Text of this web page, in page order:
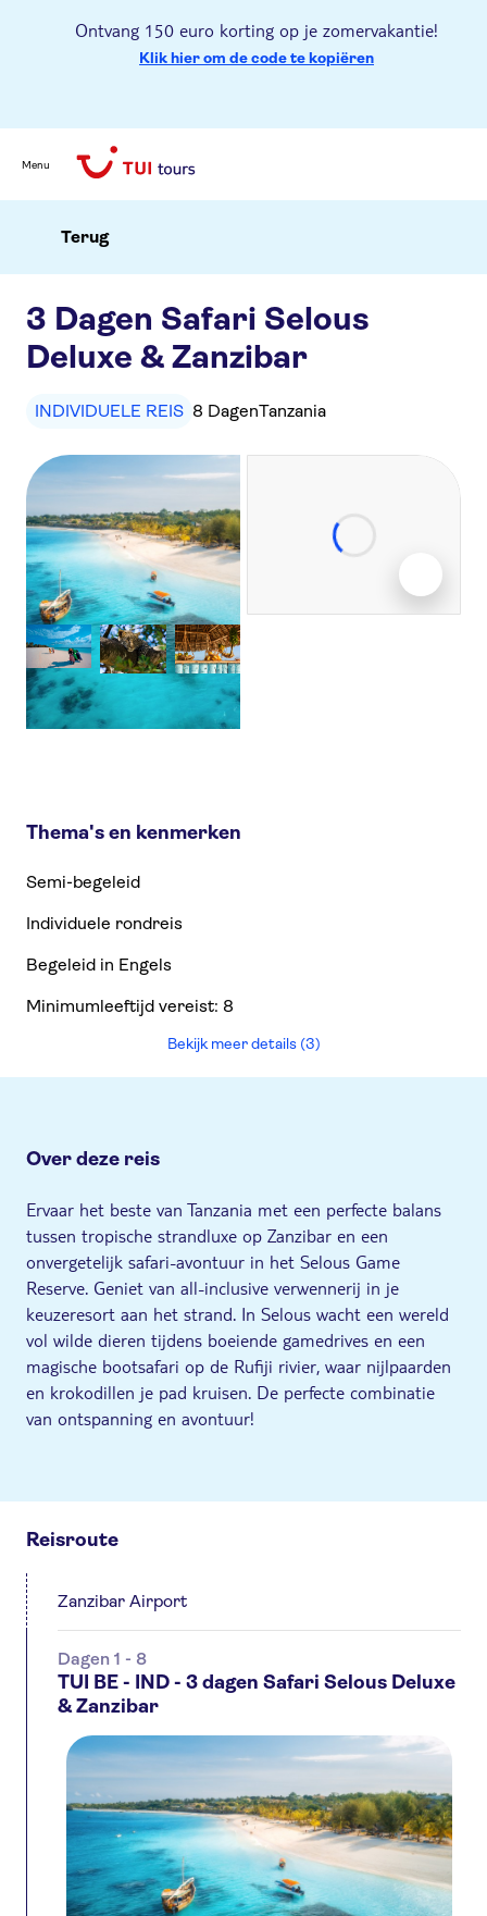
Ontvang 150 euro korting op je zomervakantie!
Klik hier om de code te kopiëren
Menu
Terug
3 Dagen Safari Selous
Deluxe & Zanzibar
INDIVIDUELE REIS 8 DagenTanzania
Thema's en kenmerken
Semi-begeleid
Individuele rondreis
Begeleid in Engels
Minimumleeftijd vereist: 8
Bekijk meer details (3)
Over deze reis
Ervaar het beste van Tanzania met een perfecte balans
tussen tropische strandluxe op Zanzibar en een
onvergetelijk safari-avontuur in het Selous Game
Reserve. Geniet van all-inclusive verwennerij in je
keuzeresort aan het strand. In Selous wacht een wereld
vol wilde dieren tijdens boeiende gamedrives en een
magische bootsafari op de Rufiji rivier, waar nijlpaarden
en krokodillen je pad kruisen. De perfecte combinatie
van ontspanning en avontuur!
Reisroute
Zanzibar Airport
Dagen 1 - 8
TUI BE - IND - 3 dagen Safari Selous Deluxe
& Zanzibar